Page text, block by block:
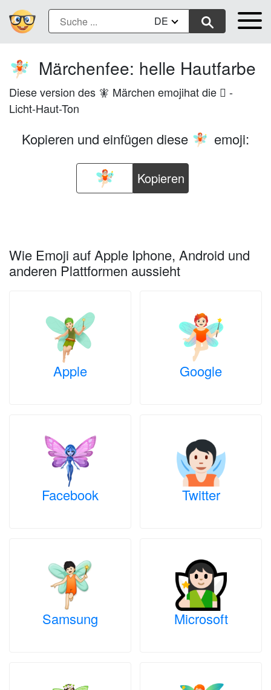
DE
🧚🏻 Märchenfee: helle Hautfarbe
Diese version des 🧚 Märchen emojihat die 🏻 -
Licht-Haut-Ton
Kopieren und einfügen diese 🧚🏻 emoji:
Kopieren
Wie Emoji auf Apple Iphone, Android und
anderen Plattformen aussieht
Apple Google
Facebook Twitter
Samsung Microsoft